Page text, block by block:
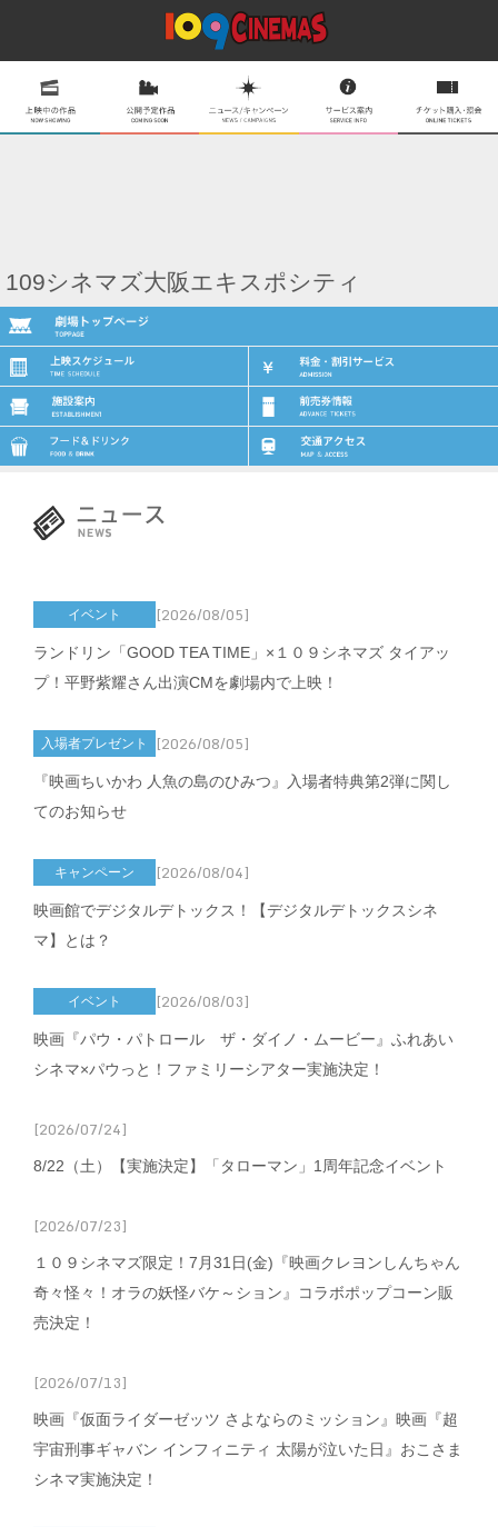
109シネマズ大阪エキスポシティ
イベント [2026/08/05]
ランドリン「GOOD TEA TIME」×１０９シネマズ タイアッ
プ！平野紫耀さん出演CMを劇場内で上映！
入場者プレゼント [2026/08/05]
『映画ちいかわ 人魚の島のひみつ』入場者特典第2弾に関し
てのお知らせ
キャンペーン [2026/08/04]
映画館でデジタルデトックス！【デジタルデトックスシネ
マ】とは？
イベント [2026/08/03]
映画『パウ・パトロール ザ・ダイノ・ムービー』ふれあい
シネマ×パウっと！ファミリーシアター実施決定！
[2026/07/24]
8/22（土）【実施決定】「タローマン」1周年記念イベント
[2026/07/23]
１０９シネマズ限定！7月31日(金)『映画クレヨンしんちゃん
奇々怪々！オラの妖怪バケ～ション』コラボポップコーン販
売決定！
[2026/07/13]
映画『仮面ライダーゼッツ さよならのミッション』映画『超
宇宙刑事ギャバン インフィニティ 太陽が泣いた日』おこさま
シネマ実施決定！